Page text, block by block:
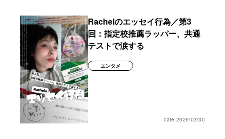
Rachelのエッセイ行為／第3
回：指定校推薦ラッパー、共通
テストで涙する
エンタメ
date 2026/03/30